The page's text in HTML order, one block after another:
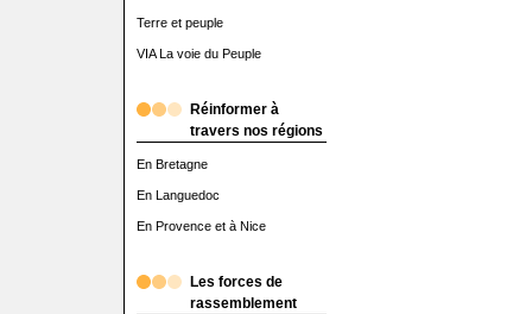
Terre et peuple
VIA La voie du Peuple
Réinformer à
travers nos régions
En Bretagne
En Languedoc
En Provence et à Nice
Les forces de
rassemblement